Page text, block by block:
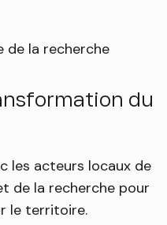
de la recherche
du
les acteurs locaux de
de la recherche pour
le territoire.